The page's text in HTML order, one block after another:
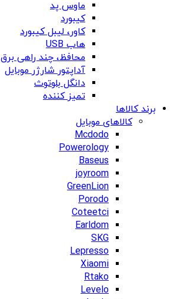
ماوس پد
کیبورد
کاور، لیبل کیبورد
هاب USB
محافظ، چند راهی برق
آداپتور شارژر موبایل
دانگل بلوتوث
تمیز کننده
برند کالاها
کالاهای موبایل
Mcdodo
Powerology
Baseus
joyroom
GreenLion
Porodo
Coteetci
Earldom
SKG
Lepresso
Xiaomi
Rtako
Levelo